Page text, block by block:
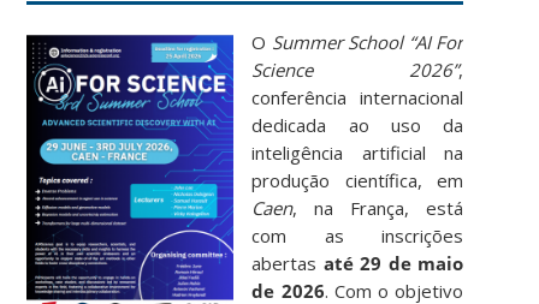
O Summer School “AI For
Science 2026”,
conferência internacional
dedicada ao uso da
inteligência artificial na
produção científica, em
Caen, na França, está
com as inscrições
abertas até 29 de maio
de 2026. Com o objetivo